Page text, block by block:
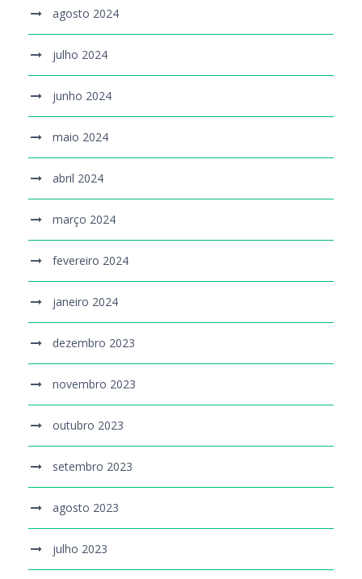
agosto 2024
julho 2024
junho 2024
maio 2024
abril 2024
março 2024
fevereiro 2024
janeiro 2024
dezembro 2023
novembro 2023
outubro 2023
setembro 2023
agosto 2023
julho 2023